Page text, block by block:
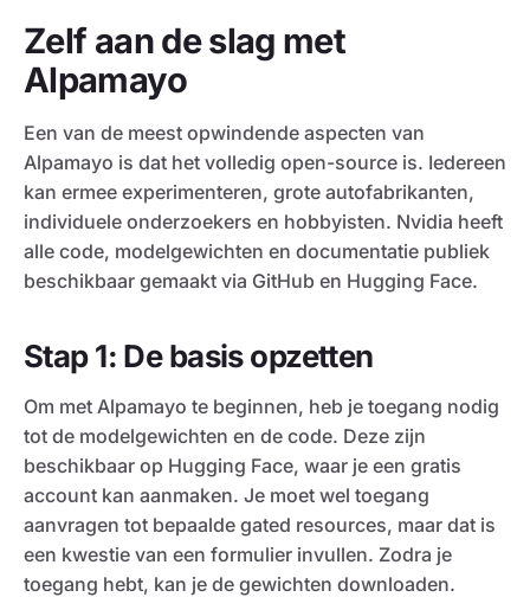
Zelf aan de slag met
Alpamayo
Een van de meest opwindende aspecten van
Alpamayo is dat het volledig open-source is. Iedereen
kan ermee experimenteren, grote autofabrikanten,
individuele onderzoekers en hobbyisten. Nvidia heeft
alle code, modelgewichten en documentatie publiek
beschikbaar gemaakt via GitHub en Hugging Face.
Stap 1: De basis opzetten
Om met Alpamayo te beginnen, heb je toegang nodig
tot de modelgewichten en de code. Deze zijn
beschikbaar op Hugging Face, waar je een gratis
account kan aanmaken. Je moet wel toegang
aanvragen tot bepaalde gated resources, maar dat is
een kwestie van een formulier invullen. Zodra je
toegang hebt, kan je de gewichten downloaden.